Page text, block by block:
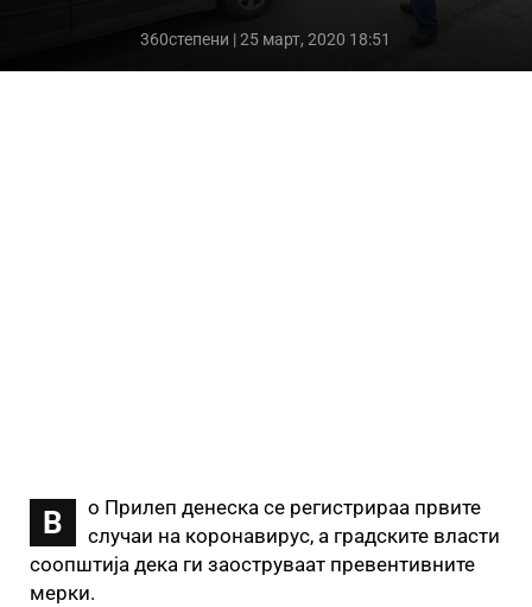
360степени | 25 март, 2020 18:51
В
о Прилеп денеска се регистрираа првите
случаи на коронавирус, а градските власти
соопштија дека ги заоструваат превентивните
мерки.